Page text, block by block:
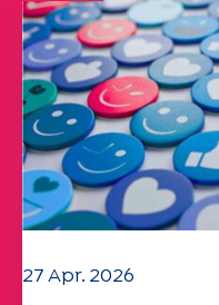
27 Apr. 2026